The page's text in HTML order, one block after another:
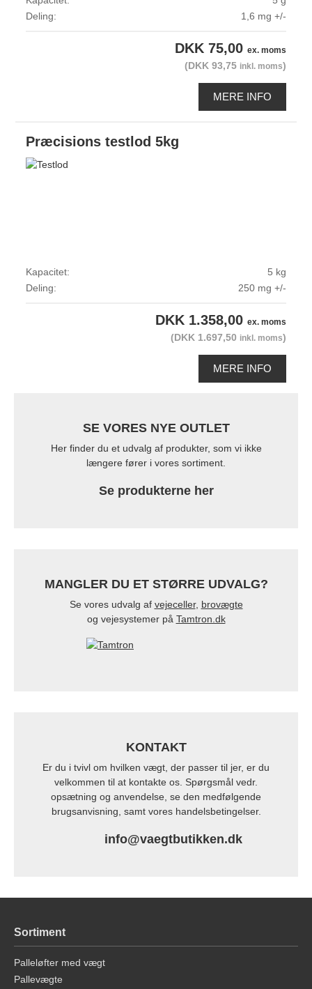
Deling:
1,6 mg +/-
DKK 75,00 ex. moms
(DKK 93,75 inkl. moms)
MERE INFO
Præcisions testlod 5kg
Kapacitet:
5 kg
Deling:
250 mg +/-
DKK 1.358,00 ex. moms
(DKK 1.697,50 inkl. moms)
MERE INFO
SE VORES NYE OUTLET
Her finder du et udvalg af produkter, som vi ikke
længere fører i vores sortiment.
Se produkterne her
MANGLER DU ET STØRRE UDVALG?
Se vores udvalg af vejeceller, brovægte
og vejesystemer på Tamtron.dk
KONTAKT
Er du i tvivl om hvilken vægt, der passer til jer, er du
velkommen til at kontakte os. Spørgsmål vedr.
opsætning og anvendelse, se den medfølgende
brugsanvisning, samt vores handelsbetingelser.
info@vaegtbutikken.dk
Sortiment
Palleløfter med vægt
Pallevægte